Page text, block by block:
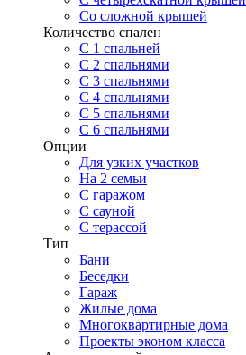
Со сложной крышей
Количество спален
С 1 спальней
С 2 спальнями
С 3 спальнями
С 4 спальнями
С 5 спальнями
С 6 спальнями
Опции
Для узких участков
На 2 семьи
С гаражом
С сауной
С терассой
Тип
Бани
Беседки
Гараж
Жилые дома
Многоквартирные дома
Проекты эконом класса